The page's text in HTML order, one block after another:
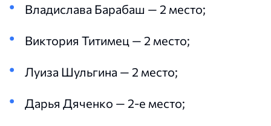
Владислава Барабаш — 2 место;
Виктория Титимец — 2 место;
Луиза Шульгина — 2 место;
Дарья Дяченко — 2-е место;